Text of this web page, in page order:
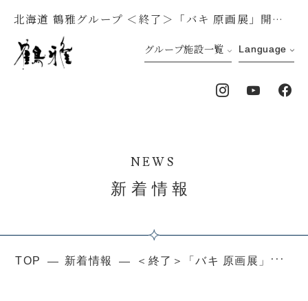
北海道 鶴雅グループ ＜終了＞「バキ 原画展」開催のお知らせ
グループ施設一覧 Language
NEWS
新着情報
TOP 新着情報 ＜終了＞「バキ 原画展」開催のお知らせ